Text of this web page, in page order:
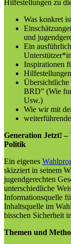
Hilfestellungen zu
Was konkret
und
Ein
Inspirationen
Übersichtliche
BRD” (Wie
Usw.)
Wie wir mit
Generation Jetzt!
Politik
Ein eigenes
skizziert in seinem
jugendgerechten
unterschiedliche
Informationsquelle
Inhaltsquelle im
bisschen Sicherheit
Themen und